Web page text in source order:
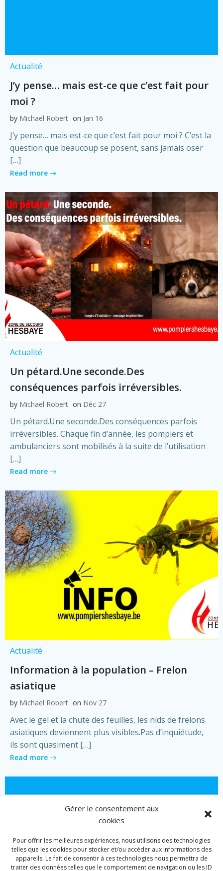
Gérer le consentement aux
cookies
Pour offrir les meilleures expériences, nous utilisons des technologies
telles que les cookies pour stocker et/ou accéder aux informations des
appareils. Le fait de consentir à ces technologies nous permettra de
traiter des données telles que le comportement de navigation ou les ID
Actualité
J’y pense… mais est-ce que c’est fait pour
moi ?
by Michael Robert on Jan 16
J’y pense… mais est-ce que c’est fait pour moi ? C’est la
question que beaucoup se posent, sans jamais oser
[…]
Read more
Actualité
Un pétard.Une seconde.Des
conséquences parfois irréversibles.
by Michael Robert on Déc 27
Un pétard.Une seconde.Des conséquences parfois
irréversibles. Chaque fin d’année, les pompiers et
ambulanciers sont mobilisés à la suite de l’utilisation
[…]
Read more
Actualité
Information à la population – Frelon
asiatique
by Michael Robert on Nov 27
Avec le gel et la chute des feuilles, les nids de frelons
asiatiques deviennent plus visibles.Pas d’inquiétude,
ils sont quasiment […]
Read more